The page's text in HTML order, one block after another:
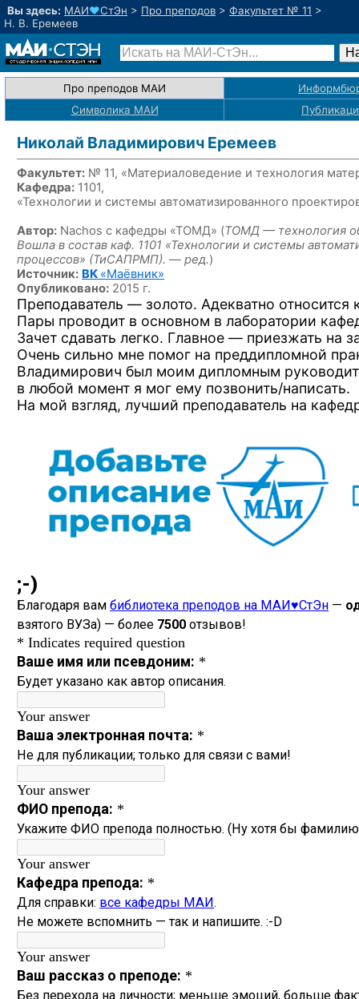
Вы здесь: МАИ♥СтЭн > Про преподов > Факультет № 11 >
Н. В. Еремеев
Про преподов МАИ
Символика МАИ
Николай Владимирович Еремеев
Факультет: № 11, «Материаловедение и технология
Кафедра: 1101,
«Технологии и системы автоматизированного
Автор: Nachos с кафедры «ТОМД» (ТОМД — технология
Вошла в состав каф. 1101 «Технологии и системы
процессов» (ТиСАПРМП). — ред.)
Источник: ВК «Маёвник»
Опубликовано: 2015 г.
Преподаватель — золото. Адекватно относится
Пары проводит в основном в лаборатории
Зачет сдавать легко. Главное — приезжать на
Очень сильно мне помог на преддипломной
Владимирович был моим дипломным
в любой момент я мог ему позвонить/написать.
На мой взгляд, лучший преподаватель на